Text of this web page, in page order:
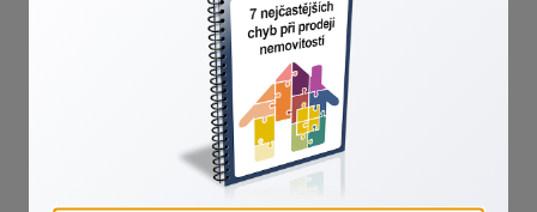
neváhejte se na mne obrátit. S odbornými znalostmi
a zkušenostmi v oblasti realit vám mohu
poskytnout potřebnou podporu a poradenství.
Společně pak najdeme nemovitost, která bude
vyhovovat vašim potřebám i možnostem.